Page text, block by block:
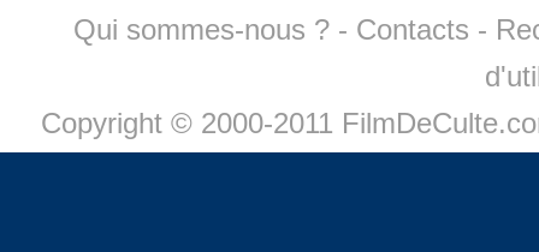
Qui sommes-nous ? - Contacts -
Copyright © 2000-2011